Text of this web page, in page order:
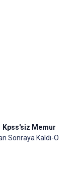
Kpss'siz Memur
Sonraya Kaldı-O